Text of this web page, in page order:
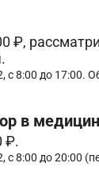
₽,
с 8:00 до 17:00.
в
₽.
с 8:00 до 20:00